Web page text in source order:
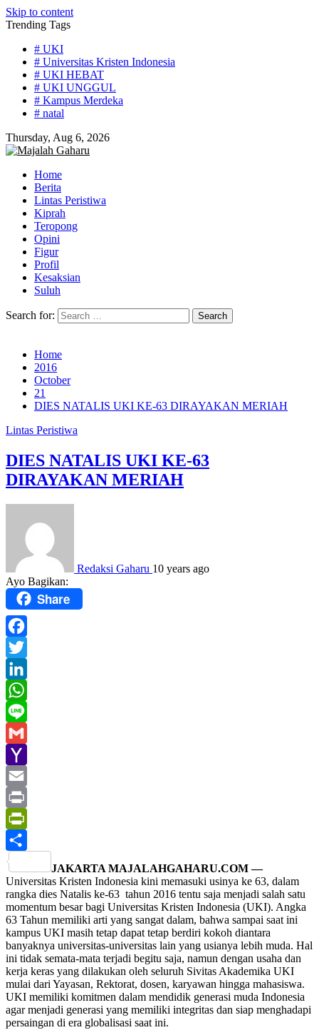
Skip to content
Trending Tags
# UKI
# Universitas Kristen Indonesia
# UKI HEBAT
# UKI UNGGUL
# Kampus Merdeka
# natal
Thursday, Aug 6, 2026
Home
Berita
Lintas Peristiwa
Kiprah
Teropong
Opini
Figur
Profil
Kesaksian
Suluh
Search for:
Home
2016
October
21
DIES NATALIS UKI KE-63 DIRAYAKAN MERIAH
Lintas Peristiwa
DIES NATALIS UKI KE-63
DIRAYAKAN MERIAH
Redaksi Gaharu 10 years ago
Ayo Bagikan:
Share
Facebook
Twitter
LinkedIn
WhatsApp
Line
Gmail
Yahoo
Mail
Email
Print
PrintFriendly
JAKARTA MAJALAHGAHARU.COM —
Universitas Kristen Indonesia kini memasuki usinya ke 63, dalam
rangka dies Natalis ke-63 tahun 2016 tentu saja menjadi salah satu
momentum besar bagi Universitas Kristen Indonesia (UKI). Angka
63 Tahun memiliki arti yang sangat dalam, bahwa sampai saat ini
kampus UKI masih tetap dapat tetap berdiri kokoh diantara
banyaknya universitas-universitas lain yang usianya lebih muda. Hal
ini tidak semata-mata terjadi begitu saja, namun dengan usaha dan
kerja keras yang dilakukan oleh seluruh Sivitas Akademika UKI
mulai dari Yayasan, Rektorat, dosen, karyawan hingga mahasiswa.
UKI memiliki komitmen dalam mendidik generasi muda Indonesia
agar menjadi generasi yang memiliki integritas dan siap menghadapi
persaingan di era globalisasi saat ini.